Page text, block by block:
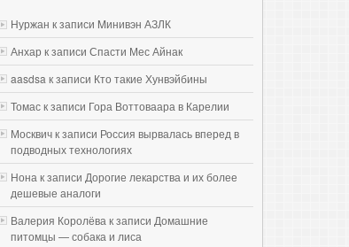
Нуржан к записи Mинивэн АЗЛК
Анхар к записи Спасти Мес Айнак
aasdsa к записи Кто такие Хунвэйбины
Томас к записи Гора Воттоваара в Карелии
Москвич к записи Россия вырвалась вперед в
подводных технологиях
Нона к записи Дорогие лекарства и их более
дешевые аналоги
Валерия Королёва к записи Домашние
питомцы — собака и лиса